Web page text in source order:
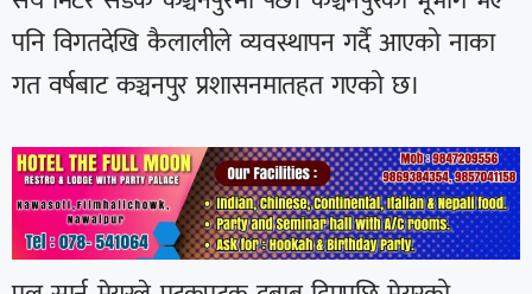
पनि विगतदेखि कैलालीले व्यवस्थापन गर्दै आएको नाका
गत वर्षबाट कञ्चनपुर प्रशासनमातहत गएको छ।